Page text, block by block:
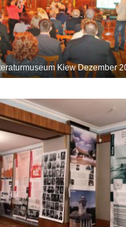
Kiew Dezember